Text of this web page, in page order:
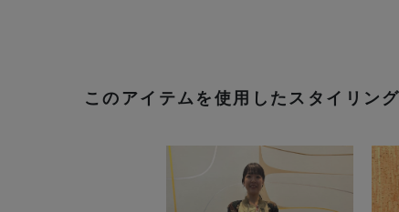
このアイテムを使用したスタイリング